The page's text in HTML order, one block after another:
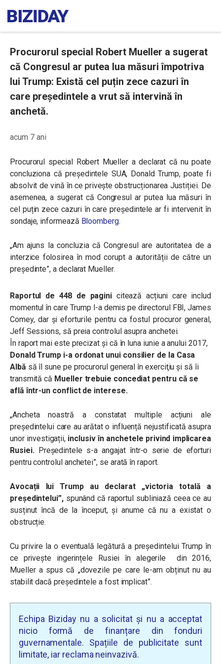
Procurorul special Robert Mueller a sugerat
că Congresul ar putea lua măsuri împotriva
lui Trump: Există cel puțin zece cazuri în
care președintele a vrut să intervină în
anchetă.
acum 7 ani
Procurorul special Robert Mueller a declarat că nu poate
concluziona că președintele SUA, Donald Trump, poate fi
absolvit de vină în ce privește obstrucționarea Justiției. De
asemenea, a sugerat că Congresul ar putea lua măsuri în
cel puțin zece cazuri în care președintele ar fi intervenit în
sondaje, informează Bloomberg.
„Am ajuns la concluzia că Congresul are autoritatea de a
interzice folosirea în mod corupt a autorității de către un
președinte”, a declarat Mueller.
Raportul de 448 de pagini citează acțiuni care includ
momentul în care Trump l-a demis pe directorul FBI, James
Comey, dar și eforturile pentru ca fostul procuror general,
Jeff Sessions, să preia controlul asupra anchetei.
În raport mai este precizat și că în luna iunie a anului 2017,
Donald Trump i-a ordonat unui consilier de la Casa
Albă să îl sune pe procurorul general în exerciţiu şi să îi
transmită că Mueller trebuie concediat pentru că se
află într-un conflict de interese.
„Ancheta noastră a constatat multiple acțiuni ale
președintelui care au arătat o influență nejustificată asupra
unor investigații, inclusiv în anchetele privind implicarea
Rusiei.Președintele s-a angajat într-o serie de eforturi
pentru controlul anchetei”, se arată în raport.
Avocații lui Trump au declarat „victoria totală a
președintelui”,spunând că raportul subliniază ceea ce au
susținut încă de la început, și anume că nu a existat o
obstrucție.
Cu privire la o eventuală legătură a președintelui Trump în
ce privește ingerințele Rusiei în alegerile din 2016,
Mueller a spus că „dovezile pe care le-am obținut nu au
stabilit dacă președintele a fost implicat”.
Echipa Biziday nu a solicitat și nu a acceptat
nicio formă de finanțare din fonduri
guvernamentale. Spațiile de publicitate sunt
limitate, iar reclama neinvazivă.